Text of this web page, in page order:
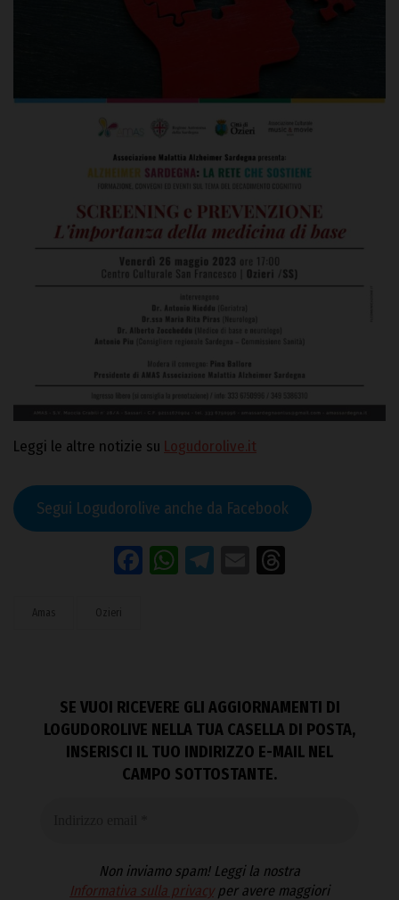
Leggi le altre notizie su Logudorolive.it
Segui Logudorolive anche da Facebook
Facebook
WhatsApp
Telegram
Email
Amas Ozieri
SE VUOI RICEVERE GLI AGGIORNAMENTI DI
LOGUDOROLIVE NELLA TUA CASELLA DI POSTA,
INSERISCI IL TUO INDIRIZZO E-MAIL NEL
CAMPO SOTTOSTANTE.
Non inviamo spam! Leggi la nostra
Informativa sulla privacyper avere maggiori